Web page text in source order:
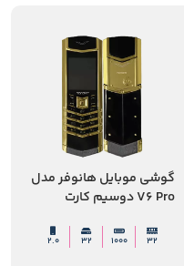
گوشی موبایل هانوفر مدل
V6 Pro دوسیم کارت
32
1000
32
2.0